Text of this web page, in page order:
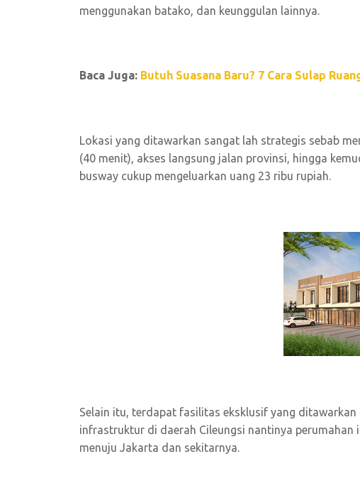
menggunakan batako, dan keunggulan lainnya.
Baca Juga: Butuh Suasana Baru? 7 Cara Sulap
Lokasi yang ditawarkan sangat lah strategis sebab
(40 menit), akses langsung jalan provinsi, hingga
busway cukup mengeluarkan uang 23 ribu rupiah.
Selain itu, terdapat fasilitas eksklusif yang
infrastruktur di daerah Cileungsi nantinya perumahan
menuju Jakarta dan sekitarnya.